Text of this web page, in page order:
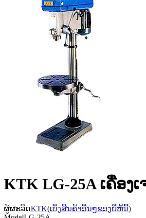
KTK LG-25A ເຄື່ອງ
ຜູ້ຜະລິດKTK(ເບິ່ງສິນຄ້າອື່ນໆຂອງຍີ່ຫໍ້ນີ້)